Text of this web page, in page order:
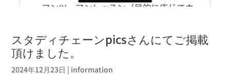
スタディチェーンpicsさんにてご掲載
頂けました。
2024年12月23日 | information